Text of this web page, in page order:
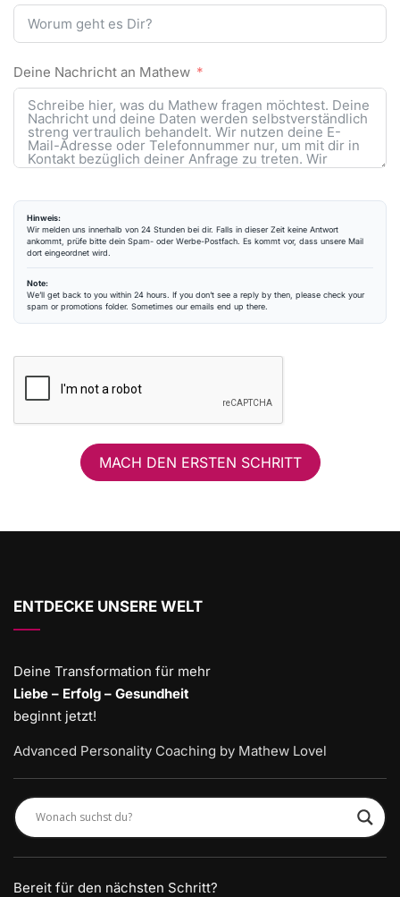
Deine Nachricht an Mathew
Hinweis:
Wir melden uns innerhalb von 24 Stunden bei dir. Falls in dieser Zeit keine Antwort
ankommt, prüfe bitte dein Spam- oder Werbe-Postfach. Es kommt vor, dass unsere Mail
dort eingeordnet wird.
Note:
We’ll get back to you within 24 hours. If you don’t see a reply by then, please check your
spam or promotions folder. Sometimes our emails end up there.
MACH DEN ERSTEN SCHRITT
ENTDECKE UNSERE WELT
Deine Transformation für mehr
Liebe – Erfolg – Gesundheit
beginnt jetzt!
Advanced Personality Coaching by Mathew Lovel
Bereit für den nächsten Schritt?